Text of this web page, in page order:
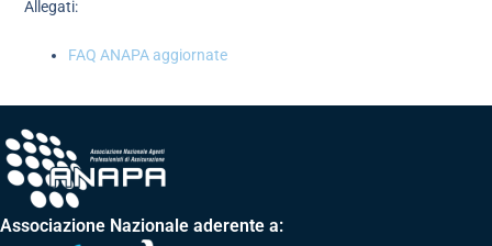
Allegati:
FAQ ANAPA aggiornate
Associazione Nazionale aderente a: